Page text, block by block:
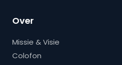
Over
Missie & Visie
Colofon